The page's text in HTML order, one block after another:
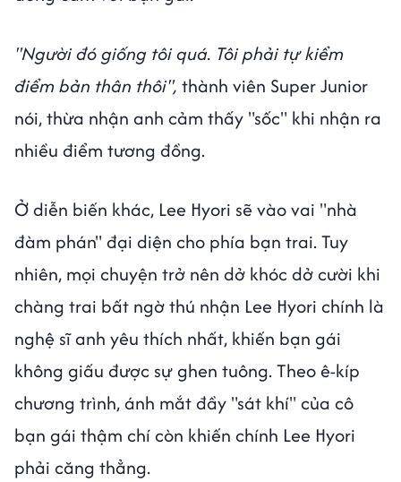
"Người đó giống tôi quá. Tôi phải tự kiểm
điểm bản thân thôi", thành viên Super Junior
nói, thừa nhận anh cảm thấy "sốc" khi nhận ra
nhiều điểm tương đồng.
Ở diễn biến khác, Lee Hyori sẽ vào vai "nhà
đàm phán" đại diện cho phía bạn trai. Tuy
nhiên, mọi chuyện trở nên dở khóc dở cười khi
chàng trai bất ngờ thú nhận Lee Hyori chính là
nghệ sĩ anh yêu thích nhất, khiến bạn gái
không giấu được sự ghen tuông. Theo ê-kíp
chương trình, ánh mắt đầy "sát khí" của cô
bạn gái thậm chí còn khiến chính Lee Hyori
phải căng thẳng.